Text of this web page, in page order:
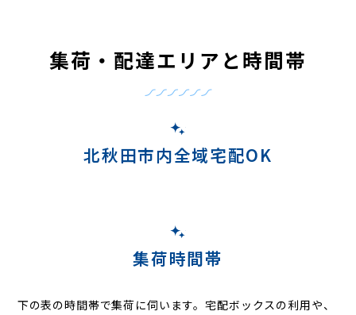
集荷・配達エリアと時間帯
北秋田市内全域宅配OK
集荷時間帯
下の表の時間帯で集荷に伺います。宅配ボックスの利用や、